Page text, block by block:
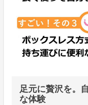
足元に贅沢を。
な体験